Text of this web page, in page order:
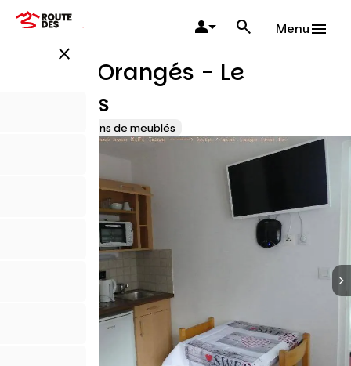
Aller
close
Menu
Les Lys Orangés - Le
chamois
Gîtes et locations de meublés